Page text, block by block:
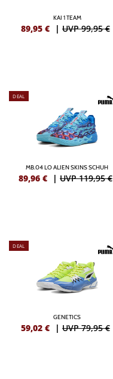
KAI 1 TEAM
89,95 € | UVP 99,95 €
DEAL
MB.04 LO ALIEN SKINS SCHUH
89,96 € | UVP 119,95 €
DEAL
GENETICS
59,02 € | UVP 79,95 €